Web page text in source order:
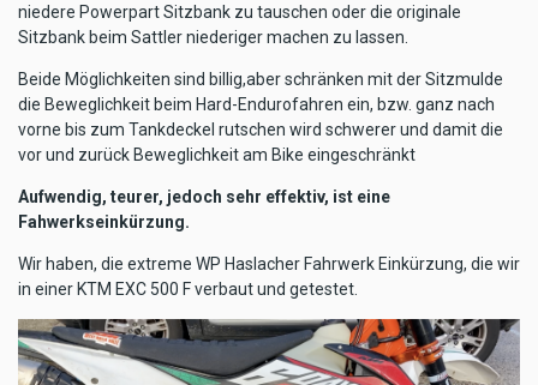
niedere Powerpart Sitzbank zu tauschen oder die originale
Sitzbank beim Sattler niederiger machen zu lassen.
Beide Möglichkeiten sind billig,aber schränken mit der Sitzmulde
die Beweglichkeit beim Hard-Endurofahren ein, bzw. ganz nach
vorne bis zum Tankdeckel rutschen wird schwerer und damit die
vor und zurück Beweglichkeit am Bike eingeschränkt
Aufwendig, teurer, jedoch sehr effektiv, ist eine
Fahwerkseinkürzung.
Wir haben, die extreme WP Haslacher Fahrwerk Einkürzung, die wir
in einer KTM EXC 500 F verbaut und getestet.